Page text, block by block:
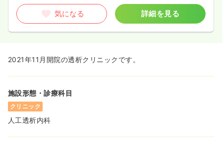
気になる 詳細を見る
2021年11月開院の透析クリニックです。
施設形態・診療科目
クリニック
人工透析内科